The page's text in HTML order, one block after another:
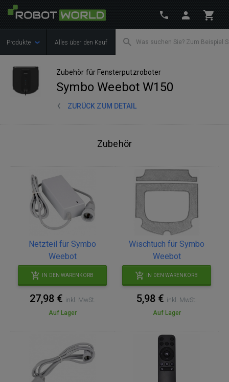
Produkte Alles über den Kauf
Zubehör für Fensterputzroboter
Symbo Weebot W150
ZURÜCK ZUM DETAIL
Zubehör
Netzteil für Symbo
Weebot
IN DEN WARENKORB
27,98 € inkl. MwSt.
Auf Lager
Wischtuch für Symbo
Weebot
IN DEN WARENKORB
5,98 € inkl. MwSt.
Auf Lager